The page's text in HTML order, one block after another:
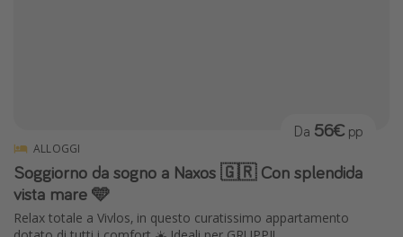
ALLOGGI
Soggiorno da sogno a Naxos 🇬🇷 Con splendida
vista mare 🩵
Relax totale a Vivlos, in questo curatissimo appartamento
Da 56€ pp